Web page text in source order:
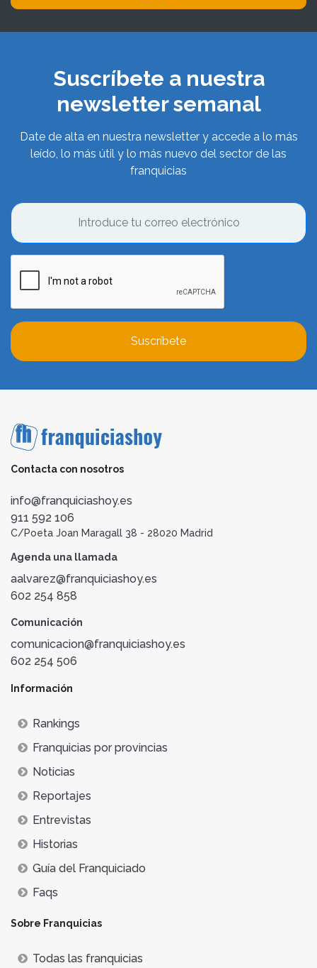
Suscríbete a nuestra
newsletter semanal
Date de alta en nuestra newsletter y accede a lo más
leído, lo más útil y lo más nuevo del sector de las
franquicias
Suscríbete
Contacta con nosotros
info@franquiciashoy.es
911 592 106
C/Poeta Joan Maragall 38 - 28020 Madrid
Agenda una llamada
aalvarez@franquiciashoy.es
602 254 858
Comunicación
comunicacion@franquiciashoy.es
602 254 506
Información
Rankings
Franquicias por provincias
Noticias
Reportajes
Entrevistas
Historias
Guía del Franquiciado
Faqs
Sobre Franquicias
Todas las franquicias